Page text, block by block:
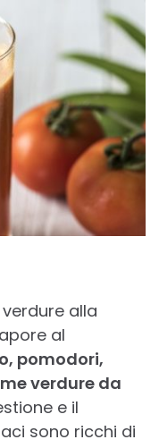
alla
al
pomodori,
verdure da
e il
sono ricchi di